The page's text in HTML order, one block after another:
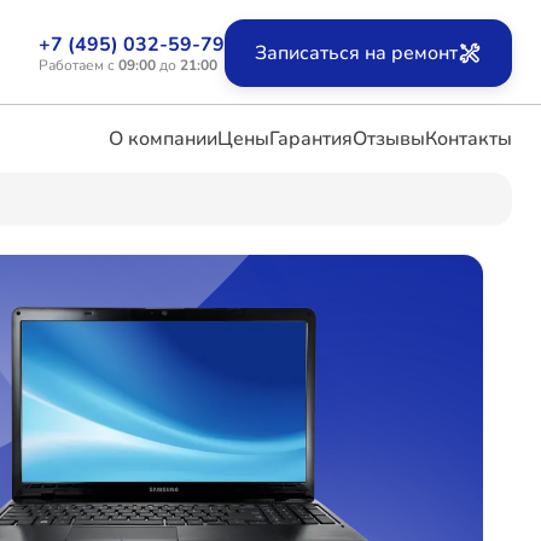
+7 (495) 032-59-79
Работаем с 09:00до 21:00 Записаться на ремонт
О компанииЦеныГарантияОтзывыКонтакты